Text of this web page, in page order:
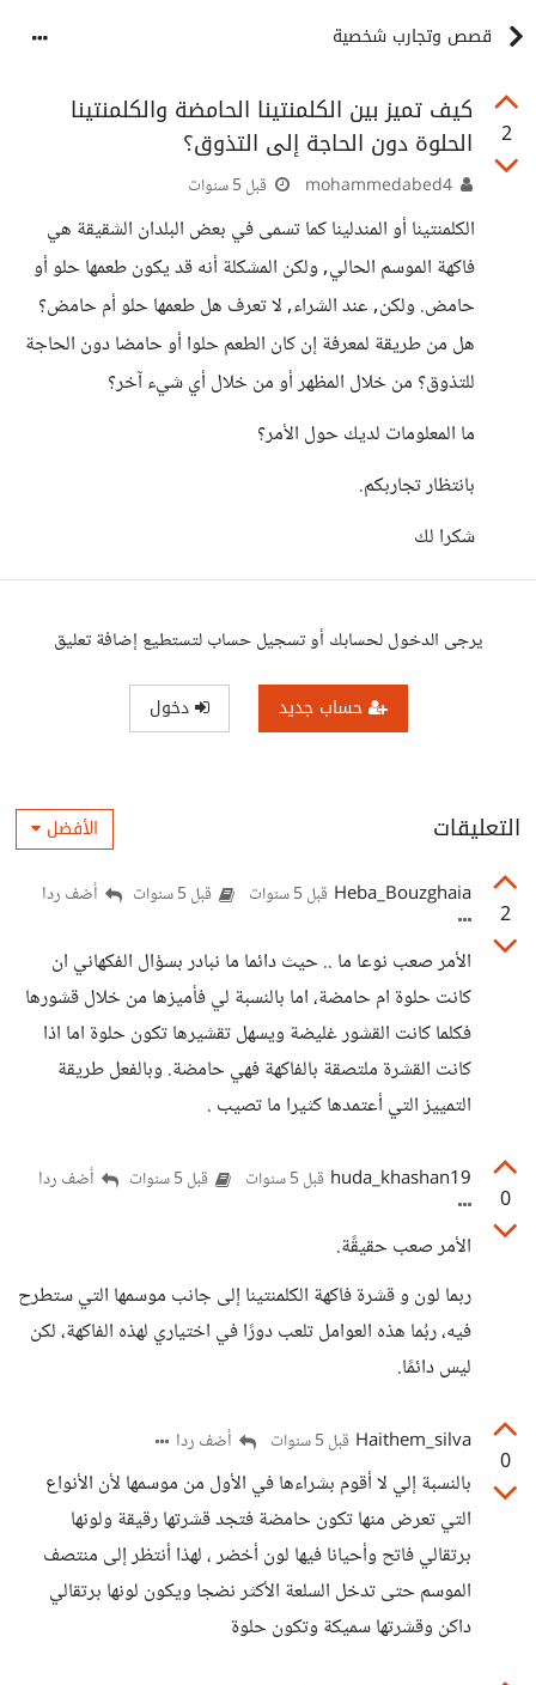
قصص وتجارب شخصية
2
كيف تميز بين الكلمنتينا الحامضة والكلمنتينا
الحلوة دون الحاجة إلى التذوق؟
قبل 5 سنوات
الكلمنتينا أو المندلينا كما تسمى في بعض البلدان الشقيقة هي
فاكهة الموسم الحالي, ولكن المشكلة أنه قد يكون طعمها حلو أو
حامض. ولكن, عند الشراء, لا تعرف هل طعمها حلو أم حامض؟
هل من طريقة لمعرفة إن كان الطعم حلوا أو حامضا دون الحاجة
للتذوق؟ من خلال المظهر أو من خلال أي شيء آخر؟
ما المعلومات لديك حول الأمر؟
بانتظار تجاربكم.
شكرا لك
يرجى الدخول لحسابك أو تسجيل حساب لتستطيع إضافة تعليق
حساب جديد دخول
التعليقات الأفضل
2
Heba_Bouzghaia قبل 5 سنوات قبل 5 سنوات أضف ردا
الأمر صعب نوعا ما .. حيث دائما ما نبادر بسؤال الفكهاني ان
كانت حلوة ام حامضة، اما بالنسبة لي فأميزها من خلال قشورها
فكلما كانت القشور غليضة ويسهل تقشيرها تكون حلوة اما اذا
كانت القشرة ملتصقة بالفاكهة فهي حامضة. وبالفعل طريقة
التمييز التي أعتمدها كثيرا ما تصيب .
0
huda_khashan19 قبل 5 سنوات قبل 5 سنوات أضف ردا
الأمر صعب حقيقًة.
ربما لون و قشرة فاكهة الكلمنتينا إلى جانب موسمها التي ستطرح
فيه، ربُما هذه العوامل تلعب دورًا في اختياري لهذه الفاكهة، لكن
ليس دائمًا.
0
Haithem_silva قبل 5 سنوات أضف ردا
بالنسبة إلي لا أقوم بشراءها في الأول من موسمها لأن الأنواع
التي تعرض منها تكون حامضة فتجد قشرتها رقيقة ولونها
برتقالي فاتح وأحيانا فيها لون أخضر ، لهذا أنتظر إلى منتصف
الموسم حتى تدخل السلعة الأكثر نضجا ويكون لونها برتقالي
داكن وقشرتها سميكة وتكون حلوة